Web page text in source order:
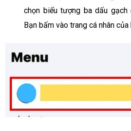
chọn biểu tượng ba dấu
Bạn bấm vào trang cá nhân của